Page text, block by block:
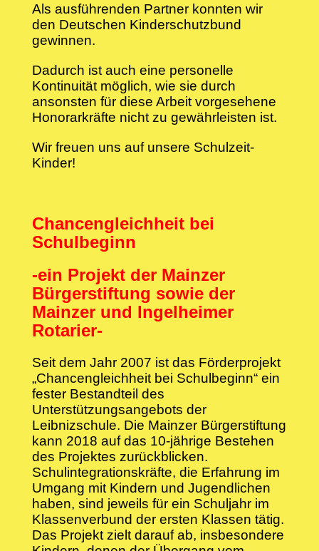
Als ausführenden Partner konnten wir
den Deutschen Kinderschutzbund
gewinnen.
Dadurch ist auch eine personelle
Kontinuität möglich, wie sie durch
ansonsten für diese Arbeit vorgesehene
Honorarkräfte nicht zu gewährleisten ist.
Wir freuen uns auf unsere Schulzeit-
Kinder!
Chancengleichheit bei
Schulbeginn
-ein Projekt der Mainzer
Bürgerstiftung sowie der
Mainzer und Ingelheimer
Rotarier-
Seit dem Jahr 2007 ist das Förderprojekt
„Chancengleichheit bei Schulbeginn“ ein
fester Bestandteil des
Unterstützungsangebots der
Leibnizschule. Die Mainzer Bürgerstiftung
kann 2018 auf das 10-jährige Bestehen
des Projektes zurückblicken.
Schulintegrationskräfte, die Erfahrung im
Umgang mit Kindern und Jugendlichen
haben, sind jeweils für ein Schuljahr im
Klassenverbund der ersten Klassen tätig.
Das Projekt zielt darauf ab, insbesondere